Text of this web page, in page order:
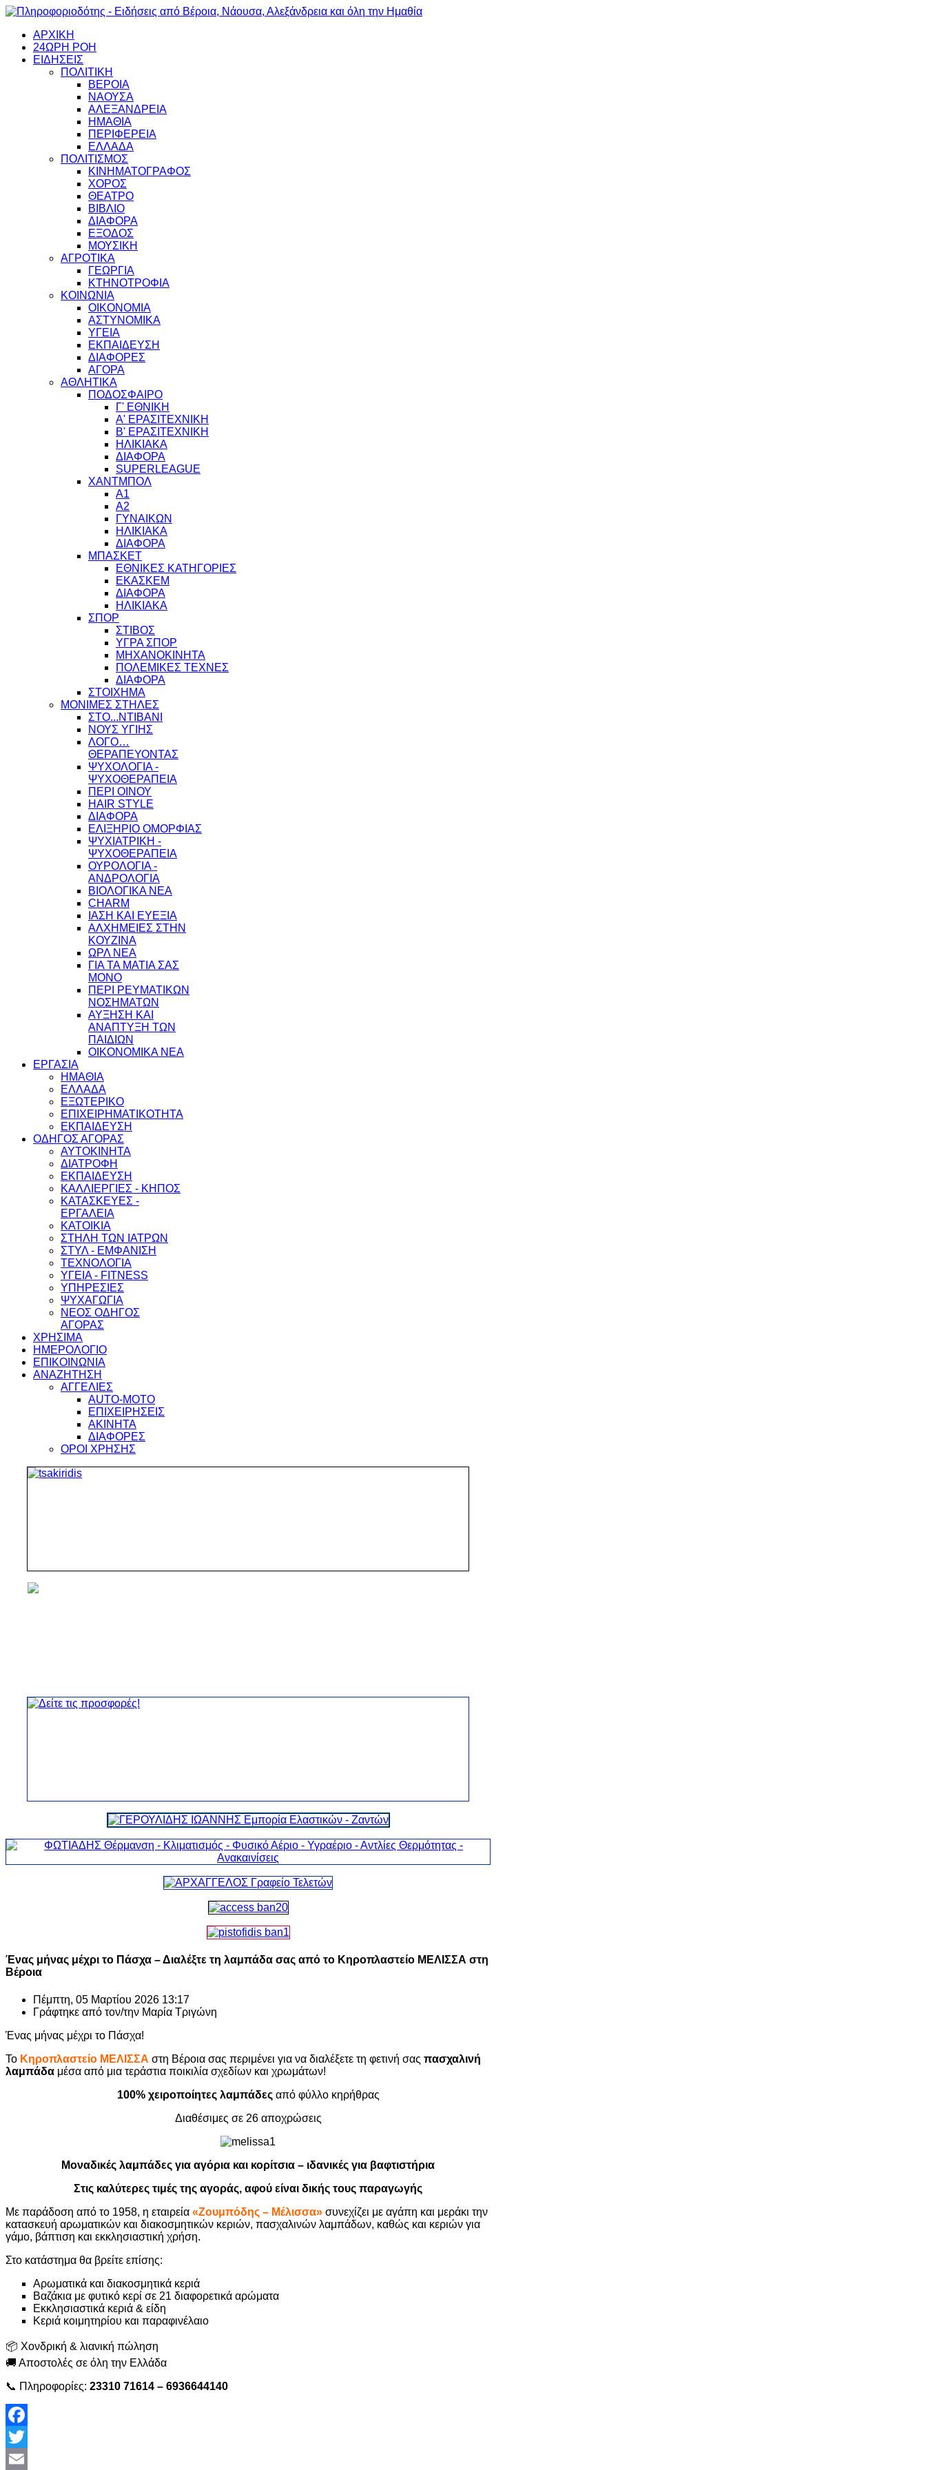
ΑΡΧΙΚΗ
24ΩΡΗ ΡΟΗ
ΕΙΔΗΣΕΙΣ
ΠΟΛΙΤΙΚΗ
ΒΕΡΟΙΑ
ΝΑΟΥΣΑ
ΑΛΕΞΑΝΔΡΕΙΑ
ΗΜΑΘΙΑ
ΠΕΡΙΦΕΡΕΙΑ
ΕΛΛΑΔΑ
ΠΟΛΙΤΙΣΜΟΣ
ΚΙΝΗΜΑΤΟΓΡΑΦΟΣ
ΧΟΡΟΣ
ΘΕΑΤΡΟ
ΒΙΒΛΙΟ
ΔΙΑΦΟΡΑ
ΕΞΟΔΟΣ
ΜΟΥΣΙΚΗ
ΑΓΡΟΤΙΚΑ
ΓΕΩΡΓΙΑ
ΚΤΗΝΟΤΡΟΦΙΑ
ΚΟΙΝΩΝΙΑ
ΟΙΚΟΝΟΜΙΑ
ΑΣΤΥΝΟΜΙΚΑ
ΥΓΕΙΑ
ΕΚΠΑΙΔΕΥΣΗ
ΔΙΑΦΟΡΕΣ
ΑΓΟΡΑ
ΑΘΛΗΤΙΚΑ
ΠΟΔΟΣΦΑΙΡΟ
Γ' ΕΘΝΙΚΗ
Α' ΕΡΑΣΙΤΕΧΝΙΚΗ
Β' ΕΡΑΣΙΤΕΧΝΙΚΗ
ΗΛΙΚΙΑΚΑ
ΔΙΑΦΟΡΑ
SUPERLEAGUE
ΧΑΝΤΜΠΟΛ
Α1
Α2
ΓΥΝΑΙΚΩΝ
ΗΛΙΚΙΑΚΑ
ΔΙΑΦΟΡΑ
ΜΠΑΣΚΕΤ
ΕΘΝΙΚΕΣ ΚΑΤΗΓΟΡΙΕΣ
ΕΚΑΣΚΕΜ
ΔΙΑΦΟΡΑ
ΗΛΙΚΙΑΚΑ
ΣΠΟΡ
ΣΤΙΒΟΣ
ΥΓΡΑ ΣΠΟΡ
ΜΗΧΑΝΟΚΙΝΗΤΑ
ΠΟΛΕΜΙΚΕΣ ΤΕΧΝΕΣ
ΔΙΑΦΟΡΑ
ΣΤΟΙΧΗΜΑ
ΜΟΝΙΜΕΣ ΣΤΗΛΕΣ
ΣΤΟ...ΝΤΙΒΑΝΙ
ΝΟΥΣ ΥΓΙΗΣ
ΛΟΓΟ…
ΘΕΡΑΠΕΥΟΝΤΑΣ
ΨΥΧΟΛΟΓΙΑ -
ΨΥΧΟΘΕΡΑΠΕΙΑ
ΠΕΡΙ ΟΙΝΟΥ
HAIR STYLE
ΔΙΑΦΟΡΑ
ΕΛΙΞΗΡΙΟ ΟΜΟΡΦΙΑΣ
ΨΥΧΙΑΤΡΙΚΗ -
ΨΥΧΟΘΕΡΑΠΕΙΑ
ΟΥΡΟΛΟΓΙΑ -
ΑΝΔΡΟΛΟΓΙΑ
ΒΙΟΛΟΓΙΚΑ ΝΕΑ
CHARM
ΙΑΣΗ ΚΑΙ ΕΥΕΞΙΑ
ΑΛΧΗΜΕΙΕΣ ΣΤΗΝ
ΚΟΥΖΙΝΑ
ΩΡΛ ΝEA
ΓΙΑ ΤΑ ΜΑΤΙΑ ΣΑΣ
ΜΟΝΟ
ΠΕΡΙ ΡΕΥΜΑΤΙΚΩΝ
ΝΟΣΗΜΑΤΩΝ
ΑΥΞΗΣΗ ΚΑΙ
ΑΝΑΠΤΥΞΗ ΤΩΝ
ΠΑΙΔΙΩΝ
ΟΙΚΟΝΟΜΙΚΑ ΝΕΑ
ΕΡΓΑΣΙΑ
ΗΜΑΘΙΑ
ΕΛΛΑΔΑ
ΕΞΩΤΕΡΙΚΟ
ΕΠΙΧΕΙΡΗΜΑΤΙΚΟΤΗΤΑ
ΕΚΠΑΙΔΕΥΣΗ
ΟΔΗΓΟΣ ΑΓΟΡΑΣ
ΑΥΤΟΚΙΝΗΤΑ
ΔΙΑΤΡΟΦΗ
ΕΚΠΑΙΔΕΥΣΗ
ΚΑΛΛΙΕΡΓΙΕΣ - ΚΗΠΟΣ
ΚΑΤΑΣΚΕΥΕΣ -
ΕΡΓΑΛΕΙΑ
ΚΑΤΟΙΚΙΑ
ΣΤΗΛΗ ΤΩΝ ΙΑΤΡΩΝ
ΣΤΥΛ - ΕΜΦΑΝΙΣΗ
ΤΕΧΝΟΛΟΓΙΑ
ΥΓΕΙΑ - FITNESS
ΥΠΗΡΕΣΙΕΣ
ΨΥΧΑΓΩΓΙΑ
ΝΕΟΣ ΟΔΗΓΟΣ
ΑΓΟΡΑΣ
ΧΡΗΣΙΜΑ
ΗΜΕΡΟΛΟΓΙΟ
ΕΠΙΚΟΙΝΩΝΙΑ
ΑΝΑΖΗΤΗΣΗ
ΑΓΓΕΛΙΕΣ
AUTO-MOTO
ΕΠΙΧΕΙΡΗΣΕΙΣ
ΑΚΙΝΗΤΑ
ΔΙΑΦΟΡΕΣ
ΟΡΟΙ ΧΡΗΣΗΣ
Ένας μήνας μέχρι το Πάσχα – Διαλέξτε τη λαμπάδα σας από το Κηροπλαστείο ΜΕΛΙΣΣΑ στη
Βέροια
Πέμπτη, 05 Μαρτίου 2026 13:17
Γράφτηκε από τον/την Μαρία Τριγώνη
Ένας μήνας μέχρι το Πάσχα!
Το Κηροπλαστείο ΜΕΛΙΣΣΑ στη Βέροια σας περιμένει για να διαλέξετε τη φετινή σας πασχαλινή
λαμπάδα μέσα από μια τεράστια ποικιλία σχεδίων και χρωμάτων!
100% χειροποίητες λαμπάδεςαπό φύλλο κηρήθρας
Διαθέσιμες σε 26 αποχρώσεις
Μοναδικές λαμπάδες για αγόρια και κορίτσια – ιδανικές για βαφτιστήρια
Στις καλύτερες τιμές της αγοράς, αφού είναι δικής τους παραγωγής
Με παράδοση από το 1958, η εταιρεία «Ζουμπόδης – Μέλισσα» συνεχίζει με αγάπη και μεράκι την
κατασκευή αρωματικών και διακοσμητικών κεριών, πασχαλινών λαμπάδων, καθώς και κεριών για
γάμο, βάπτιση και εκκλησιαστική χρήση.
Στο κατάστημα θα βρείτε επίσης:
Αρωματικά και διακοσμητικά κεριά
Βαζάκια με φυτικό κερί σε 21 διαφορετικά αρώματα
Εκκλησιαστικά κεριά & είδη
Κεριά κοιμητηρίου και παραφινέλαιο
📦 Χονδρική & λιανική πώληση
🚚 Αποστολές σε όλη την Ελλάδα
📞 Πληροφορίες: 23310 71614 – 6936644140
Facebook
Twitter